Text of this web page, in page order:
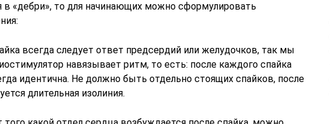
в «дебри», то для начинающих можно сформулировать
всегда следует ответ предсердий или желудочков, так мы
навязывает ритм, то есть: после каждого спайка
идентична. Не должно быть отдельно стоящих спайков, после
длительная изолиния.